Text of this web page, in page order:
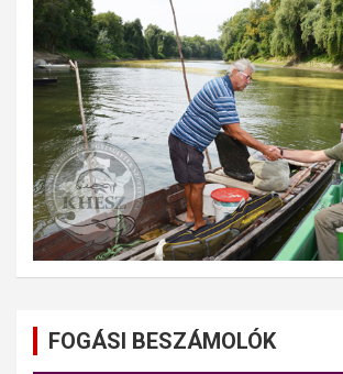
FOGÁSI BESZÁMOLÓK